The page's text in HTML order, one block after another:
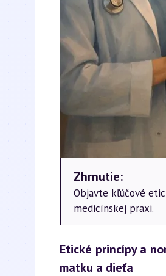
Zhrnutie:
Objavte kľúčové
medicínskej praxi.
Etické princípy a
matku a dieťa